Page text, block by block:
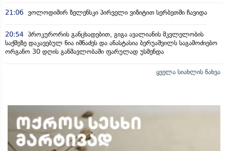
21:06 ვოლოდიმირ ზელენსკი პირველი ვიზიტით სერბეთში ჩავიდა
20:54 პროკურორის განცხადებით, გიგა ავალიანის მკვლელობის
საქმეზე დაკავებულ ნია იმნაძეს და ანასტასია ბერუაშვილს საგამოძიებო
ორგანო 30 დღის განმავლობაში ფარულად უსმენდა
ყველა სიახლის ნახვა